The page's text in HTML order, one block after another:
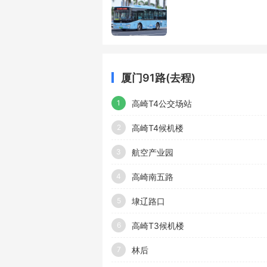
厦门91路(去程)
1 高崎T4公交场站
2 高崎T4候机楼
3 航空产业园
4 高崎南五路
5 埭辽路口
6 高崎T3候机楼
7 林后